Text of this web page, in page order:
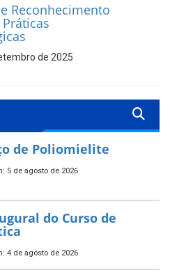
Reconhecimento
de 2025
de Poliomielite
5 de agosto de 2026
do Curso de
4 de agosto de 2026